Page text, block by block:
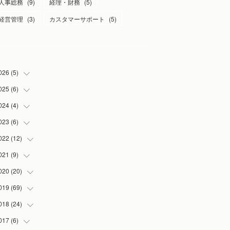
人事総務 (9) 経理・財務 (5)
営管理 (3) カスタマーサポート (5)
(5)
(
)
(
)
(
)
(1
(6)
(
)
(
)
(3
(
)
(4)
(
)
(1
(
)
(1
(6)
(2
(
)
(3
(12)
(
)
(1
(1
(1
(
)
(9)
(1
(2
(2
(
)
(20)
(1
(7
(
)
(69)
(20
)
(
)
(24)
(
)
(6)